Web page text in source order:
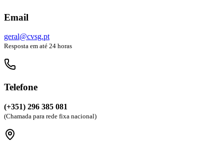
Email
geral@cvsg.pt
Resposta em até 24 horas
Telefone
(+351) 296 385 081
(Chamada para rede fixa nacional)